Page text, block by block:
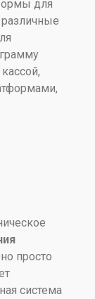
для
просто
система